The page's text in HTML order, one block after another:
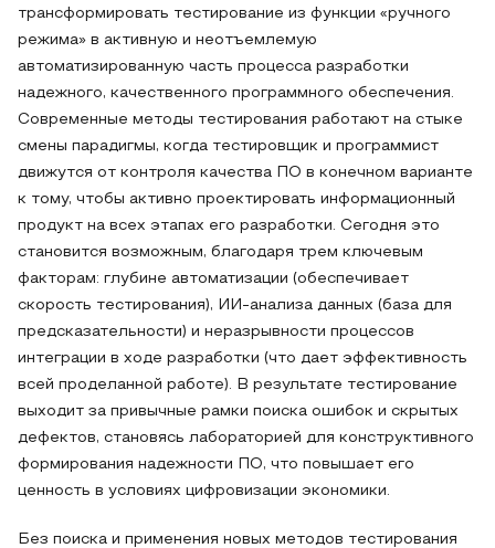
трансформировать тестирование из функции «ручного
режима» в активную и неотъемлемую
автоматизированную часть процесса разработки
надежного, качественного программного обеспечения.
Современные методы тестирования работают на стыке
смены парадигмы, когда тестировщик и программист
движутся от контроля качества ПО в конечном варианте
к тому, чтобы активно проектировать информационный
продукт на всех этапах его разработки. Сегодня это
становится возможным, благодаря трем ключевым
факторам: глубине автоматизации (обеспечивает
скорость тестирования), ИИ-анализа данных (база для
предсказательности) и неразрывности процессов
интеграции в ходе разработки (что дает эффективность
всей проделанной работе). В результате тестирование
выходит за привычные рамки поиска ошибок и скрытых
дефектов, становясь лабораторией для конструктивного
формирования надежности ПО, что повышает его
ценность в условиях цифровизации экономики.
Без поиска и применения новых методов тестирования